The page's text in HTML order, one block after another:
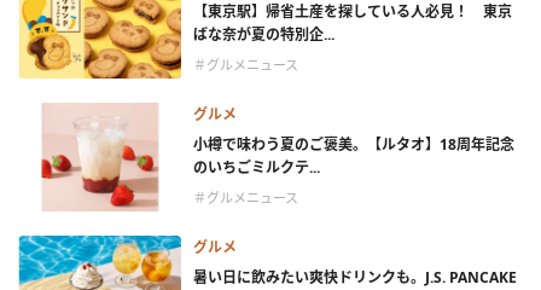
【東京駅】帰省土産を探している人必見！ 東京
ばな奈が夏の特別企...
＃グルメニュース
グルメ
小樽で味わう夏のご褒美。【ルタオ】18周年記念
のいちごミルクテ...
＃グルメニュース
グルメ
暑い日に飲みたい爽快ドリンクも。J.S. PANCAKE